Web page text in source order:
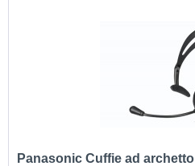
Panasonic Cuffie ad